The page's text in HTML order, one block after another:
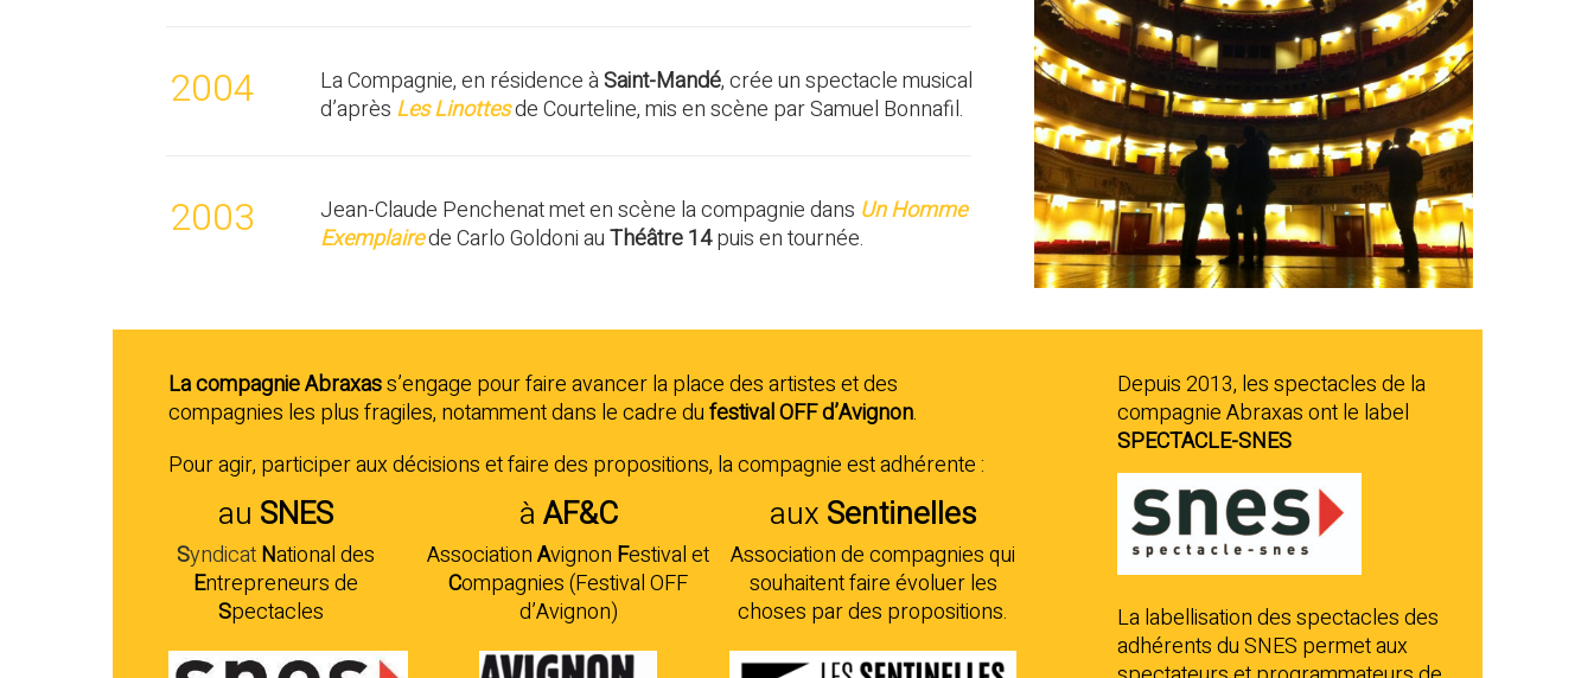
2004 La Compagnie, en résidence àSaint-Mandé, crée un spectacle musical
d’après Les Linottesde Courteline, mis en scène par Samuel Bonnafil.
2003 Jean-Claude Penchenat met en scène la compagnie dans Un Homme
Exemplairede Carlo Goldoni auThéâtre 14puis en tournée.
La compagnie Abraxass’engage pour faire avancer la place des artistes et des
compagnies les plus fragiles, notamment dans le cadre dufestival OFF d’Avignon.
Pour agir, participer aux décisions et faire des propositions, la compagnie est adhérente :
au SNES
SyndicatNational des
Entrepreneursde
Spectacles
à AF&C
AssociationAvignon Festival et
Compagnies (Festival OFF
d’Avignon)
aux Sentinelles
Association de compagnies qui
souhaitent faire évoluer les
choses par des propositions.
Depuis 2013, les spectacles de la
compagnie Abraxas ont le label
SPECTACLE-SNES
La labellisation des spectacles des
adhérents du SNES permet aux